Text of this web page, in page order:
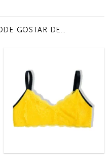
GOSTAR DE…